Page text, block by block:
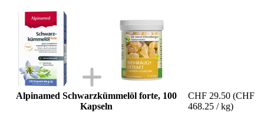
Alpinamed Schwarzkümmelöl forte, 100
Kapseln
CHF 29.50 (CHF
468.25 / kg)